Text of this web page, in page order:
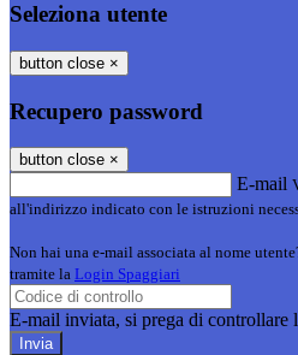
Seleziona utente
button close ×
Recupero password
button close ×
E-mail
all'indirizzo indicato con le istruzioni
Non hai una e-mail associata al nome
tramite la Login Spaggiari
E-mail inviata, si prega di controllare